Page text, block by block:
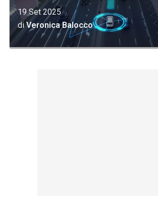
19 Set 2025
diVeronica Balocco